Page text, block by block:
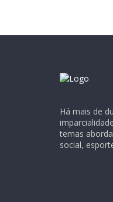
Há mais de
temas
social,